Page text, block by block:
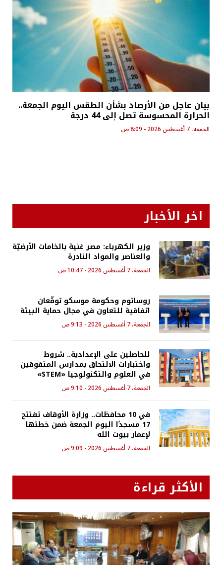
بيان عاجل من الأرصاد بشأن الطقس اليوم الجمعة..
الحرارة المحسوسة تصل إلى 44 درجة
الجمعة، 7 أغسطس 2026 - 8:09 ص
اخر الأخبار
وزير الكهرباء: مصر غنية بالخامات الأرضيّة
والعناصر والمواد النادرة
الجمعة، 7 أغسطس 2026 - 10:47 ص
روساتوم وحكومة موسكو توقّعان
اتفاقية للتعاون في مجال حماية البيئة
الجمعة، 7 أغسطس 2026 - 9:13 ص
للحاصلين على الإعدادية.. شروط
واختبارات الالتحاق بمدارس المتفوقين
في العلوم والتكنولوجيا «STEM»
الجمعة، 7 أغسطس 2026 - 9:10 ص
في 10 محافظات.. وزارة الأوقاف تفتتح
17 مسجدًا اليوم الجمعة ضمن خطتها
لإعمار بيوت الله
الجمعة، 7 أغسطس 2026 - 9:09 ص
الأكثر قراءة